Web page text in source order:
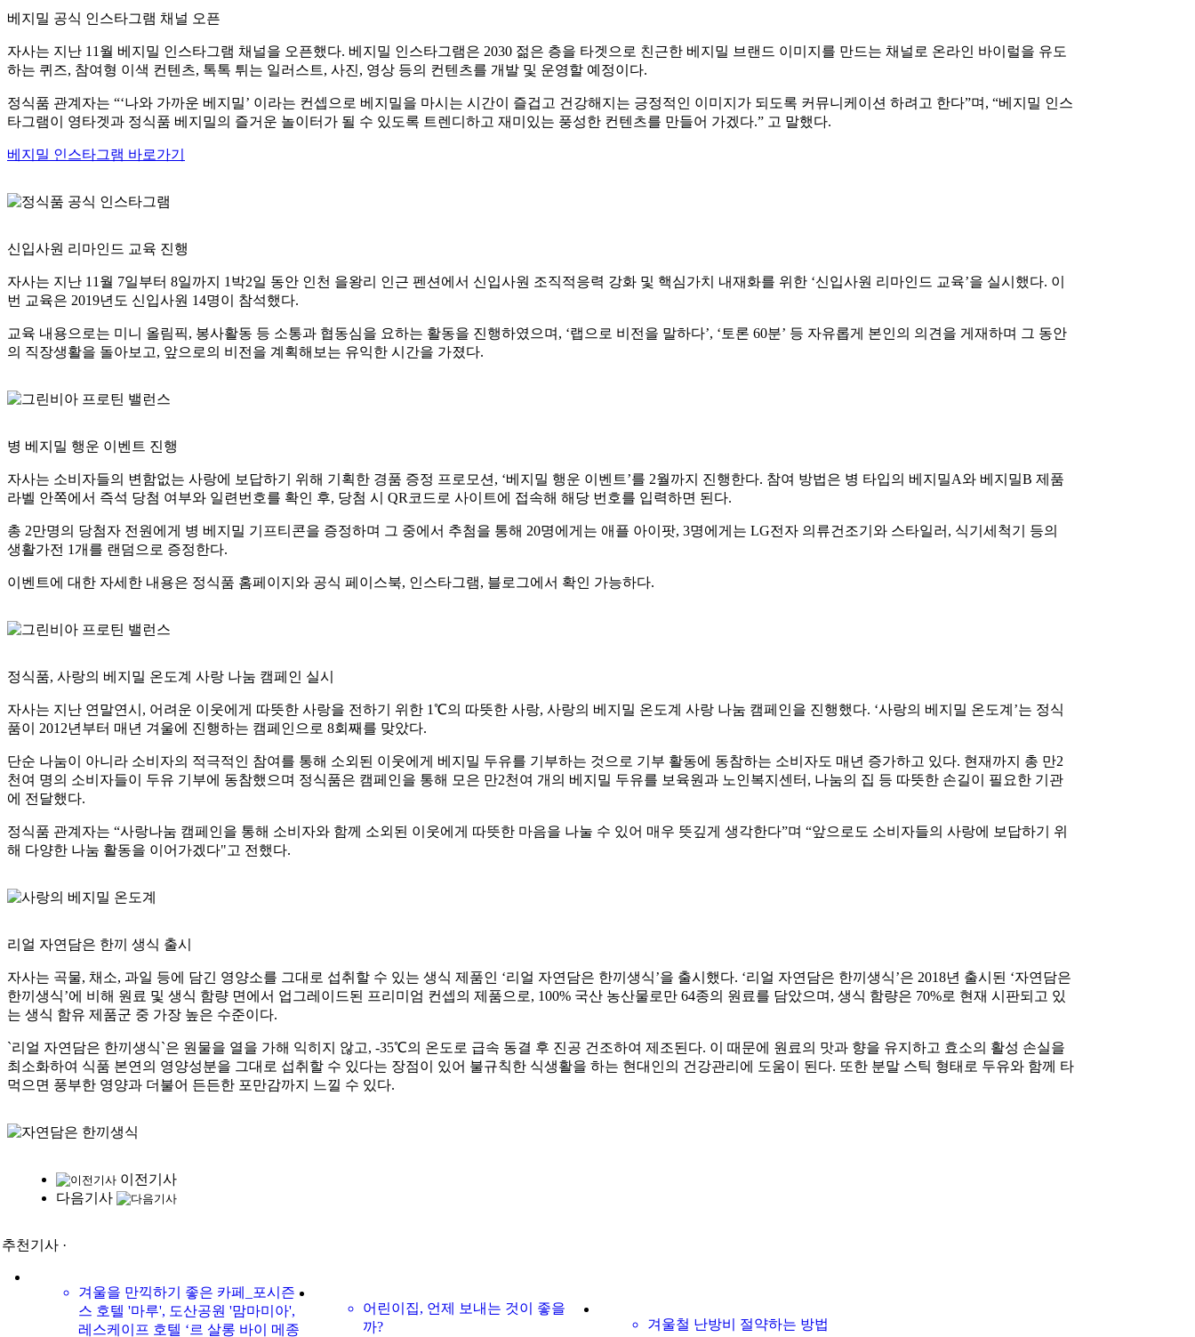
베지밀 공식 인스타그램 채널 오픈
자사는 지난 11월 베지밀 인스타그램 채널을 오픈했다. 베지밀 인스타그램은 2030 젊은 층을 타겟으로 친근한 베지밀 브랜드 이미지를 만드는 채널로 온라인 바이럴을 유도
하는 퀴즈, 참여형 이색 컨텐츠, 톡톡 튀는 일러스트, 사진, 영상 등의 컨텐츠를 개발 및 운영할 예정이다.
정식품 관계자는 “‘나와 가까운 베지밀’ 이라는 컨셉으로 베지밀을 마시는 시간이 즐겁고 건강해지는 긍정적인 이미지가 되도록 커뮤니케이션 하려고 한다”며, “베지밀 인스
타그램이 영타겟과 정식품 베지밀의 즐거운 놀이터가 될 수 있도록 트렌디하고 재미있는 풍성한 컨텐츠를 만들어 가겠다.” 고 말했다.
베지밀 인스타그램 바로가기
신입사원 리마인드 교육 진행
자사는 지난 11월 7일부터 8일까지 1박2일 동안 인천 을왕리 인근 펜션에서 신입사원 조직적응력 강화 및 핵심가치 내재화를 위한 ‘신입사원 리마인드 교육’을 실시했다. 이
번 교육은 2019년도 신입사원 14명이 참석했다.
교육 내용으로는 미니 올림픽, 봉사활동 등 소통과 협동심을 요하는 활동을 진행하였으며, ‘랩으로 비전을 말하다’, ‘토론 60분’ 등 자유롭게 본인의 의견을 게재하며 그 동안
의 직장생활을 돌아보고, 앞으로의 비전을 계획해보는 유익한 시간을 가졌다.
병 베지밀 행운 이벤트 진행
자사는 소비자들의 변함없는 사랑에 보답하기 위해 기획한 경품 증정 프로모션, ‘베지밀 행운 이벤트’를 2월까지 진행한다. 참여 방법은 병 타입의 베지밀A와 베지밀B 제품
라벨 안쪽에서 즉석 당첨 여부와 일련번호를 확인 후, 당첨 시 QR코드로 사이트에 접속해 해당 번호를 입력하면 된다.
총 2만명의 당첨자 전원에게 병 베지밀 기프티콘을 증정하며 그 중에서 추첨을 통해 20명에게는 애플 아이팟, 3명에게는 LG전자 의류건조기와 스타일러, 식기세척기 등의
생활가전 1개를 랜덤으로 증정한다.
이벤트에 대한 자세한 내용은 정식품 홈페이지와 공식 페이스북, 인스타그램, 블로그에서 확인 가능하다.
정식품, 사랑의 베지밀 온도계 사랑 나눔 캠페인 실시
자사는 지난 연말연시, 어려운 이웃에게 따뜻한 사랑을 전하기 위한 1℃의 따뜻한 사랑, 사랑의 베지밀 온도계 사랑 나눔 캠페인을 진행했다. ‘사랑의 베지밀 온도계’는 정식
품이 2012년부터 매년 겨울에 진행하는 캠페인으로 8회째를 맞았다.
단순 나눔이 아니라 소비자의 적극적인 참여를 통해 소외된 이웃에게 베지밀 두유를 기부하는 것으로 기부 활동에 동참하는 소비자도 매년 증가하고 있다. 현재까지 총 만2
천여 명의 소비자들이 두유 기부에 동참했으며 정식품은 캠페인을 통해 모은 만2천여 개의 베지밀 두유를 보육원과 노인복지센터, 나눔의 집 등 따뜻한 손길이 필요한 기관
에 전달했다.
정식품 관계자는 “사랑나눔 캠페인을 통해 소비자와 함께 소외된 이웃에게 따뜻한 마음을 나눌 수 있어 매우 뜻깊게 생각한다”며 “앞으로도 소비자들의 사랑에 보답하기 위
해 다양한 나눔 활동을 이어가겠다"고 전했다.
리얼 자연담은 한끼 생식 출시
자사는 곡물, 채소, 과일 등에 담긴 영양소를 그대로 섭취할 수 있는 생식 제품인 ‘리얼 자연담은 한끼생식’을 출시했다. ‘리얼 자연담은 한끼생식’은 2018년 출시된 ‘자연담은
한끼생식’에 비해 원료 및 생식 함량 면에서 업그레이드된 프리미엄 컨셉의 제품으로, 100% 국산 농산물로만 64종의 원료를 담았으며, 생식 함량은 70%로 현재 시판되고 있
는 생식 함유 제품군 중 가장 높은 수준이다.
`리얼 자연담은 한끼생식`은 원물을 열을 가해 익히지 않고, -35℃의 온도로 급속 동결 후 진공 건조하여 제조된다. 이 때문에 원료의 맛과 향을 유지하고 효소의 활성 손실을
최소화하여 식품 본연의 영양성분을 그대로 섭취할 수 있다는 장점이 있어 불규칙한 식생활을 하는 현대인의 건강관리에 도움이 된다. 또한 분말 스틱 형태로 두유와 함께 타
먹으면 풍부한 영양과 더불어 든든한 포만감까지 느낄 수 있다.
이전기사
다음기사
추천기사 ·
겨울을 만끽하기 좋은 카페_포시즌
스 호텔 '마루', 도산공원 '맘마미아',
레스케이프 호텔 ‘르 살롱 바이 메종
어린이집, 언제 보내는 것이 좋을
까?
겨울철 난방비 절약하는 방법